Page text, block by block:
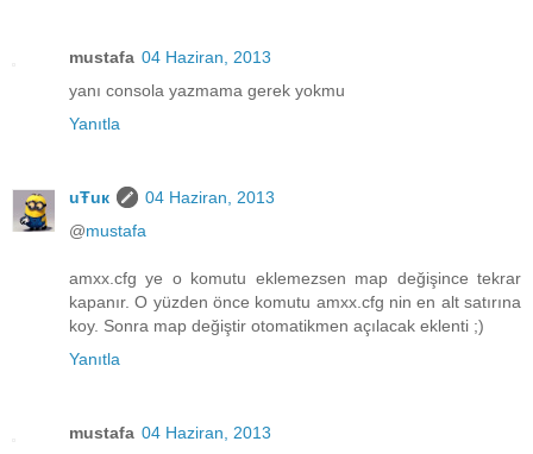
mustafa 04 Haziran, 2013
yanı consola yazmama gerek yokmu
Yanıtla
uŦuк
04 Haziran, 2013
@mustafa
amxx.cfg ye o komutu eklemezsen map değişince tekrar
kapanır. O yüzden önce komutu amxx.cfg nin en alt satırına
koy. Sonra map değiştir otomatikmen açılacak eklenti ;)
Yanıtla
mustafa 04 Haziran, 2013